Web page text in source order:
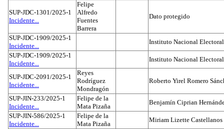
SUP-JDC-1301/2025-1
Incidente...
Felipe
Alfredo
Fuentes
Barrera
Dato protegido
SUP-JDC-1909/2025-1
Incidente...
Instituto Nacional Electoral
SUP-JDC-1909/2025-1
Incidente...
Instituto Nacional Electoral
SUP-JDC-2091/2025-1
Incidente...
Reyes
Rodríguez
Mondragón
Roberto Yirel Romero
SUP-JIN-233/2025-1
Incidente...
Felipe de la
Mata Pizaña
Benjamín Ciprian
SUP-JIN-586/2025-1
Incidente...
Felipe de la
Mata Pizaña
Miriam Lizette Castellanos